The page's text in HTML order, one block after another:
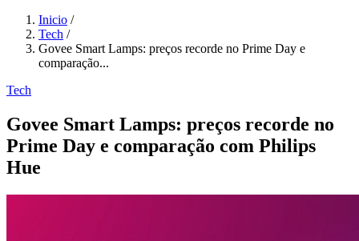
Inicio /
Tech /
Govee Smart Lamps: preços recorde no Prime Day e
comparação...
Tech
Govee Smart Lamps: preços recorde no
Prime Day e comparação com Philips
Hue